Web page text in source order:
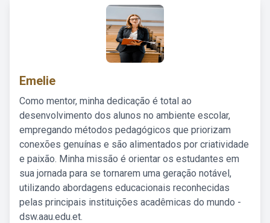
Emelie
Como mentor, minha dedicação é total ao
desenvolvimento dos alunos no ambiente escolar,
empregando métodos pedagógicos que priorizam
conexões genuínas e são alimentados por criatividade
e paixão. Minha missão é orientar os estudantes em
sua jornada para se tornarem uma geração notável,
utilizando abordagens educacionais reconhecidas
pelas principais instituições acadêmicas do mundo -
dsw.aau.edu.et.